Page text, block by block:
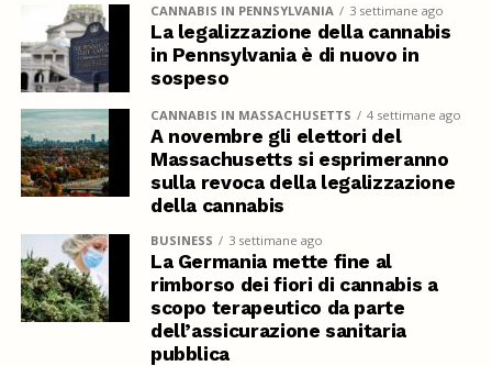
CANNABIS IN PENNSYLVANIA 3 settimane ago
La legalizzazione della cannabis
in Pennsylvania è di nuovo in
sospeso
CANNABIS IN MASSACHUSETTS 4 settimane ago
A novembre gli elettori del
Massachusetts si esprimeranno
sulla revoca della legalizzazione
della cannabis
BUSINESS 3 settimane ago
La Germania mette fine al
rimborso dei fiori di cannabis a
scopo terapeutico da parte
dell’assicurazione sanitaria
pubblica